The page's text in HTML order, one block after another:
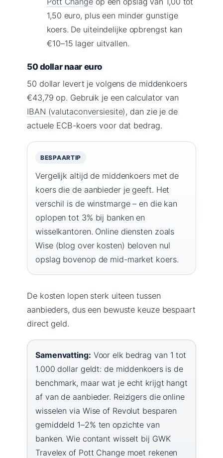
1,50 euro, plus een minder gunstige
koers. De uiteindelijke opbrengst kan
€10–15 lager uitvallen.
50 dollar naar euro
50 dollar levert je volgens de middenkoers
€43,79 op. Gebruik je een calculator van
IBAN (valutaconversiesite) , dan zie je de
actuele ECB-koers voor dat bedrag.
BESPAARTIP
Vergelijk altijd de middenkoers met de
koers die de aanbieder je geeft. Het
verschil is de winstmarge – en die kan
oplopen tot 3% bij banken en
wisselkantoren. Online diensten zoals
Wise (blog over kosten) beloven nul
opslag bovenop de mid-market koers.
De kosten lopen sterk uiteen tussen
aanbieders, dus een bewuste keuze bespaart
direct geld.
Samenvatting: Voor elk bedrag van 1 tot
1.000 dollar geldt: de middenkoers is de
benchmark, maar wat je echt krijgt hangt
af van de aanbieder. Reizigers die online
wisselen via Wise of Revolut besparen
gemiddeld 1–2% ten opzichte van
banken. Wie contant wisselt bij GWK
Travelex of Pott Change moet rekenen